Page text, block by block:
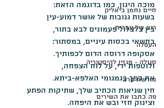
חיים נחמן ביאליק
רגע של עברית
העפלה
סגולה - מגזין להיסטוריה
מורשת קרב
פה כתבו את השירים
מוכה היגון, כמו בדוגמה הזאת:
בשעות גנובות של אושר דמוע-עין
בין צלצלול פעמונים לבא בתור,
בחשאי בכסות עיניים, במסתור:
אסקופה דרוסה הדום לכפותיך.
ולוטפות ידי, על לוח הצפחה,
את כפך בגמגומי האלפא-ביתא.
חין שגיאות הכתיב שלך, שתיקות הפתע
וצינוק חזי ובש את היפחה.